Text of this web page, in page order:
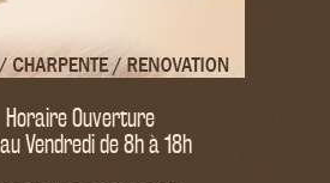
Horaire Ouverture
Vendredi de 8h à 18h